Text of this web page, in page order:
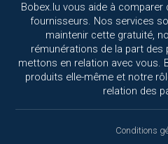
Bobex.lu vous aide à
fournisseurs. Nos services
maintenir cette gratuité,
rémunérations de la part des
mettons en relation avec vous.
produits elle-même et notre
relation des
Conditions